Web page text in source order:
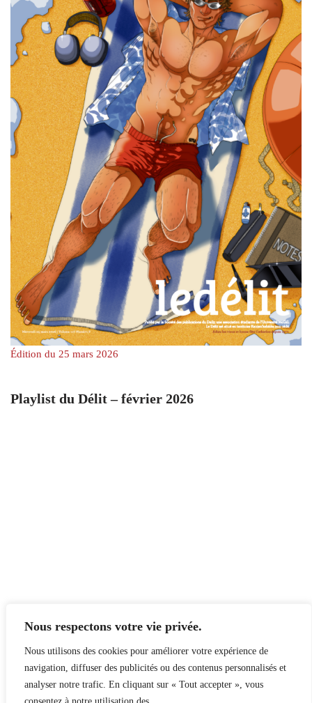
Nous respectons votre vie privée.
Nous utilisons des cookies pour améliorer votre expérience de
navigation, diffuser des publicités ou des contenus personnalisés et
analyser notre trafic. En cliquant sur « Tout accepter », vous
Édition du 25 mars 2026
Playlist du Délit – février 2026